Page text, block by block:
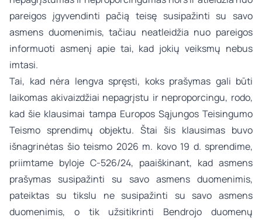
pareigos įgyvendinti pačią teisę susipažinti su savo
asmens duomenimis, tačiau neatleidžia nuo pareigos
informuoti asmenį apie tai, kad jokių veiksmų nebus
imtasi.
Tai, kad nėra lengva spręsti, koks prašymas gali būti
laikomas akivaizdžiai nepagrįstu ir neproporcingu, rodo,
kad šie klausimai tampa Europos Sąjungos Teisingumo
Teismo sprendimų objektu. Štai šis klausimas buvo
išnagrinėtas šio teismo 2026 m. kovo 19 d. sprendime,
priimtame byloje C-526/24, paaiškinant, kad asmens
prašymas susipažinti su savo asmens duomenimis,
pateiktas su tikslu ne susipažinti su savo asmens
duomenimis, o tik užsitikrinti Bendrojo duomenų